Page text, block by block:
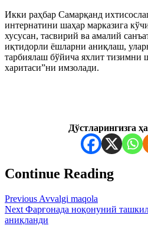
Икки раҳбар Самарқанд
интернатини шаҳар марказига
хусусан, тасвирий ва амалий
иқтидорли ёшларни аниқлаш,
тарбиялаш бўйича яхлит
харитаси”ни имзолади.
Дўстларингизга
Continue Reading
Previous Avvalgi maqola
Next Фарғонада ноқонуний
аниқланди